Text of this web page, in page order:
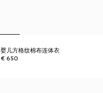
婴儿方格纹棉布连体衣
€ 650